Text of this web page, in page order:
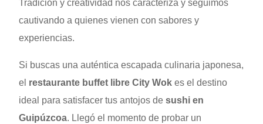
Tradición y creatividad nos caracteriza y seguimos
cautivando a quienes vienen con sabores y
experiencias.
Si buscas una auténtica escapada culinaria japonesa,
el restaurante buffet libre City Wok es el destino
ideal para satisfacer tus antojos desushi en
Guipúzcoa. Llegó el momento de probar un